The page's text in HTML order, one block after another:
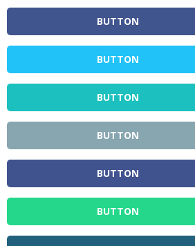
BUTTON
BUTTON
BUTTON
BUTTON
BUTTON
BUTTON